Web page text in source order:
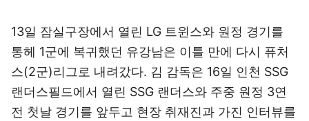
13일 잠실구장에서 열린 LG 트윈스와 원정 경기를
통헤 1군에 복귀했던 유강남은 이틀 만에 다시 퓨처
스(2군)리그로 내려갔다. 김 감독은 16일 인천 SSG
랜더스필드에서 열린 SSG 랜더스와 주중 원정 3연
전 첫날 경기를 앞두고 현장 취재진과 가진 인터뷰를